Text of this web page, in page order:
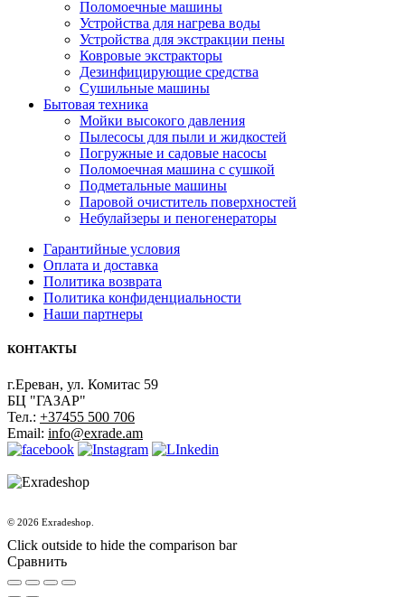
Поломоечные машины
Устройства для нагрева воды
Устройства для экстракции пены
Ковровые экстракторы
Дезинфицирующие средства
Сушильные машины
Бытовая техника
Мойки высокого давления
Пылесосы для пыли и жидкостей
Погружные и садовые насосы
Поломоечная машина с сушкой
Подметальные машины
Паровой очиститель поверхностей
Небулайзеры и пеногенераторы
Гарантийные условия
Оплата и доставка
Политика возврата
Политика конфиденциальности
Наши партнеры
КОНТАКТЫ
г.Ереван, ул. Комитас 59
БЦ "ГАЗАР"
Тел.: +37455 500 706
Email: info@exrade.am
© 2026 Exradeshop.
Click outside to hide the comparison bar
Сравнить